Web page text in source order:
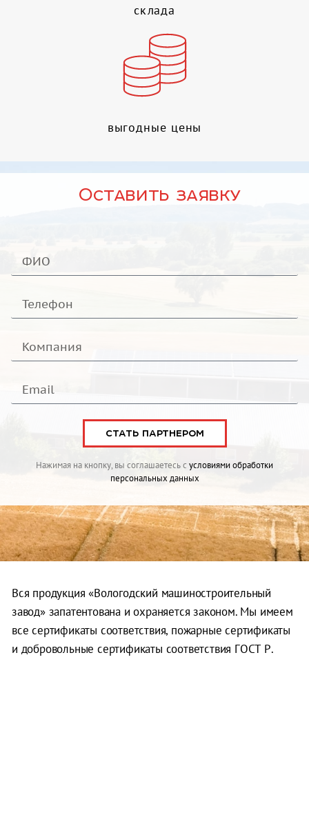
склада
выгодные цены
Оставить заявку
СТАТЬ ПАРТНЕРОМ
Нажимая на кнопку, вы соглашаетесь с условиями обработки
персональных данных
Вся продукция «Вологодский машиностроительный
завод» запатентована и охраняется законом. Мы имеем
все сертификаты соответствия, пожарные сертификаты
и добровольные сертификаты соответствия ГОСТ Р.